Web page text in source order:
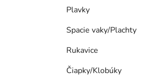
Plavky
Spacie vaky/Plachty
Rukavice
Čiapky/Klobúky